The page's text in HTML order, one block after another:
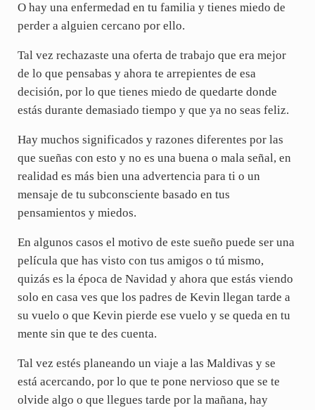
O hay una enfermedad en tu familia y tienes miedo de
perder a alguien cercano por ello.
Tal vez rechazaste una oferta de trabajo que era mejor
de lo que pensabas y ahora te arrepientes de esa
decisión, por lo que tienes miedo de quedarte donde
estás durante demasiado tiempo y que ya no seas feliz.
Hay muchos significados y razones diferentes por las
que sueñas con esto y no es una buena o mala señal, en
realidad es más bien una advertencia para ti o un
mensaje de tu subconsciente basado en tus
pensamientos y miedos.
En algunos casos el motivo de este sueño puede ser una
película que has visto con tus amigos o tú mismo,
quizás es la época de Navidad y ahora que estás viendo
solo en casa ves que los padres de Kevin llegan tarde a
su vuelo o que Kevin pierde ese vuelo y se queda en tu
mente sin que te des cuenta.
Tal vez estés planeando un viaje a las Maldivas y se
está acercando, por lo que te pone nervioso que se te
olvide algo o que llegues tarde por la mañana, hay